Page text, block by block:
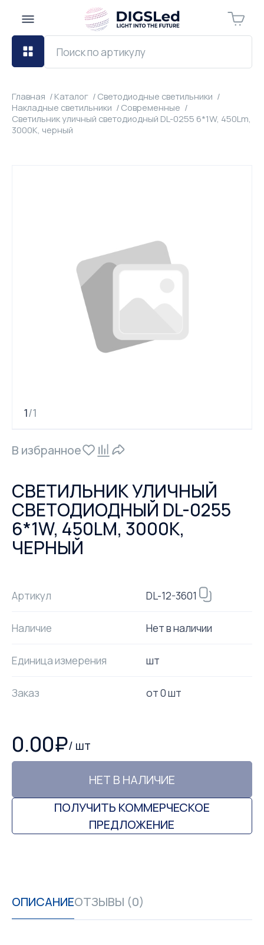
Главная Каталог
Светодиодные светильники
Накладные светильники
Современные
Светильник уличный светодиодный DL-0255 6*1W, 450Lm,
3000K, черный
1/1
В избранное
СВЕТИЛЬНИК УЛИЧНЫЙ
СВЕТОДИОДНЫЙ DL-0255
6*1W, 450LM, 3000K,
ЧЕРНЫЙ
Артикул DL-12-3601
Наличие Нет в наличии
Единица измерения шт
Заказ от0шт
0.00₽/ шт
НЕТ В НАЛИЧИЕ
ПОЛУЧИТЬ КОММЕРЧЕСКОЕ
ПРЕДЛОЖЕНИЕ
ОПИСАНИЕОТЗЫВЫ (0)